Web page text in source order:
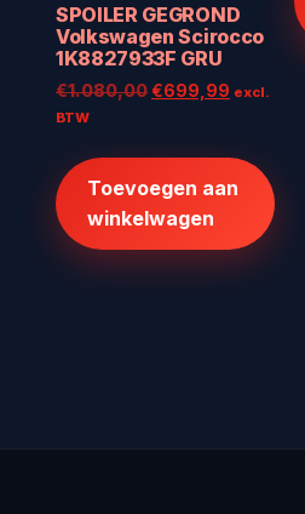
SPOILER GEGROND
Volkswagen Scirocco
1K8827933F GRU
€1.080,00Oorspronkelijke
€1.080,00.
€699,99 Huidige
€699,99.
excl.
BTW
Toevoegen aan
winkelwagen